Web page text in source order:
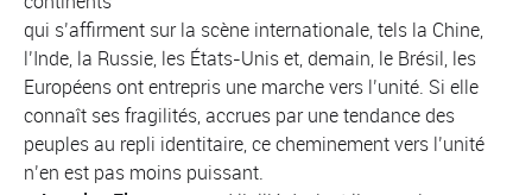
qui s’affirment sur la scène internationale, tels la Chine,
l’Inde, la Russie, les États-Unis et, demain, le Brésil, les
Européens ont entrepris une marche vers l’unité. Si elle
connaît ses fragilités, accrues par une tendance des
peuples au repli identitaire, ce cheminement vers l’unité
n’en est pas moins puissant.